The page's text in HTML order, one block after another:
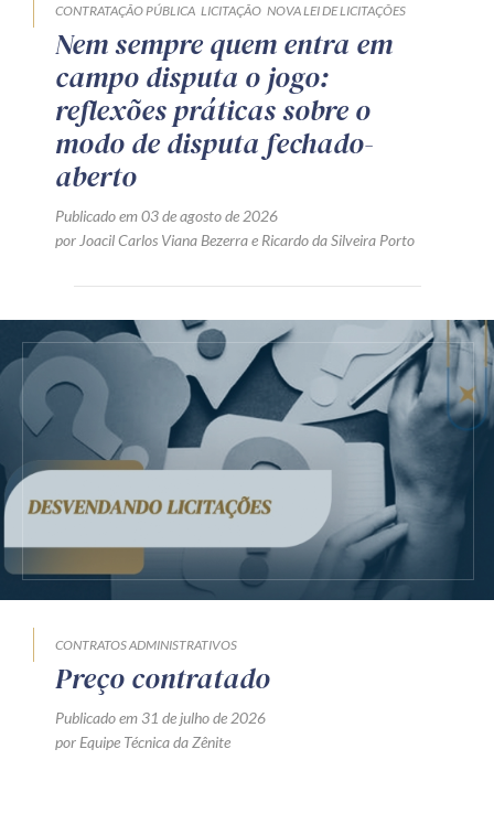
CONTRATAÇÃO PÚBLICA LICITAÇÃO NOVA LEI DE LICITAÇÕES
Nem sempre quem entra em
campo disputa o jogo:
reflexões práticas sobre o
modo de disputa fechado-
aberto
Publicado em 03 de agosto de 2026
por Joacil Carlos Viana Bezerrae Ricardo da Silveira Porto
CONTRATOS ADMINISTRATIVOS
Preço contratado
Publicado em 31 de julho de 2026
por Equipe Técnica da Zênite